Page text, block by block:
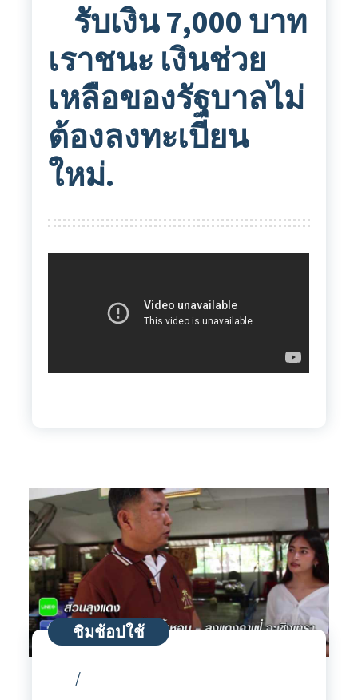
รับเงิน 7,000 บาท
เราชนะ เงินช่วย
เหลือของรัฐบาลไม่
ต้องลงทะเบียน
ใหม่.
ชิมช้อปใช้